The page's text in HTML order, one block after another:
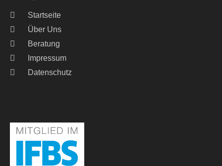
Startseite
Über Uns
Beratung
Impressum
Datenschutz